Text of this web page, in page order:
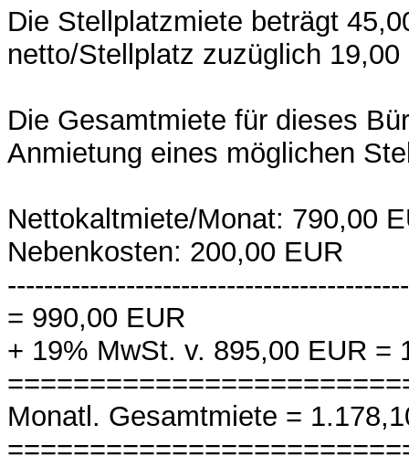
Die Stellplatzmiete beträgt
netto/Stellplatz zuzüglich
Die Gesamtmiete für dieses
Anmietung eines möglichen
Nettokaltmiete/Monat: 790,00
Nebenkosten: 200,00 EUR
= 990,00 EUR
+ 19% MwSt. v. 895,00 EUR =
Monatl. Gesamtmiete =